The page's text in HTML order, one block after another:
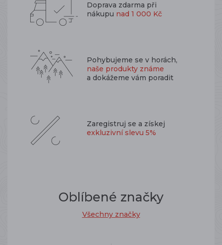
Doprava zdarma při
nákupu nad 1 000 Kč
Pohybujeme se v horách,
naše produkty známe
a dokážeme vám poradit
Zaregistruj se a získej
exkluzivní slevu 5%
Oblíbené značky
Všechny značky